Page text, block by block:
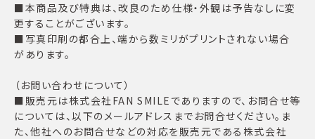
■本商品及び特典は、改良のため仕様・外観は予告なしに変
更することがございます。
■写真印刷の都合上、端から数ミリがプリントされない場合
があります。
（お問い合わせについて）
■販売元は株式会社FAN SMILEでありますので、お問合せ等
については、以下のメールアドレスまでお問合せください。ま
た、他社へのお問合せなどの対応を販売元である株式会社